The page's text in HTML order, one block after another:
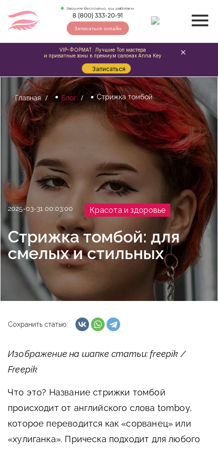
Звоните бесплатно, мы работаем
8 (800) 333-20-91
Записаться онлайн
Главная Блог Стрижка томбой
2025-03-31 00:03:00 Красота и здоровье
Стрижка томбой: для
смелых и стильных
Сохранить статью:
Изображение на шапке статьи: freepik /
Freepik
Что это? Название стрижки томбой
происходит от английского слова tomboy,
которое переводится как «сорванец» или
«хулиганка». Прическа подходит для любого
VIP-ФОРМАТ: Лучшие Топ мастера
и приватные зоны в премиум салонах Anna Key
Записаться